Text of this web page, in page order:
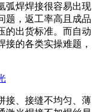
弧焊焊接很容易出现
题，返工率高且成品
的出货标准。而自动
接的各类实操难题，
接、接缝不均匀、薄